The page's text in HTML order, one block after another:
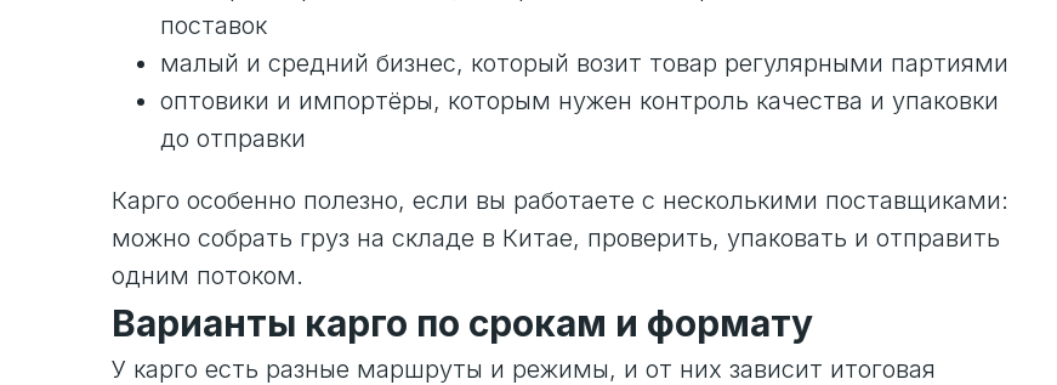
поставок
малый и средний бизнес, который возит товар регулярными партиями
оптовики и импортёры, которым нужен контроль качества и упаковки
до отправки
Карго особенно полезно, если вы работаете с несколькими поставщиками:
можно собрать груз на складе в Китае, проверить, упаковать и отправить
одним потоком.
Варианты карго по срокам и формату
У карго есть разные маршруты и режимы, и от них зависит итоговая